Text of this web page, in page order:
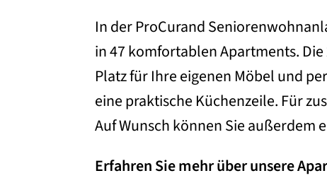
In der ProCurand
in 47 komfortablen Apartments.
Platz für Ihre eigenen Möbel und
eine praktische Küchenzeile. Für
Auf Wunsch können Sie außerdem
Erfahren Sie mehr über unsere